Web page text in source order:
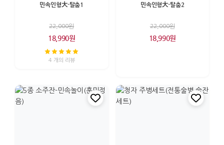
민속인형大-탈춤1
22,000원
18,990원
4 개의 리뷰
민속인형大-탈춤2
22,000원
18,990원